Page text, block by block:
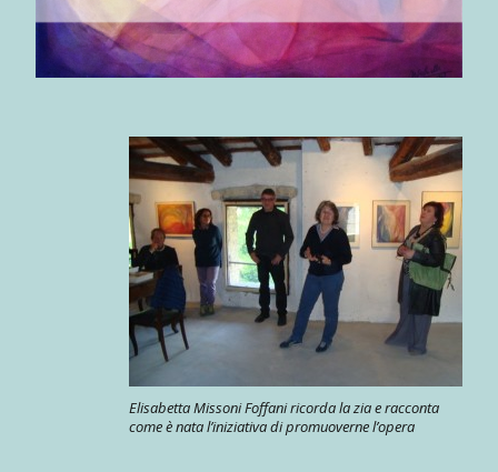
Elisabetta Missoni Foffani ricorda la zia e racconta
come è nata l’iniziativa di promuoverne l’opera